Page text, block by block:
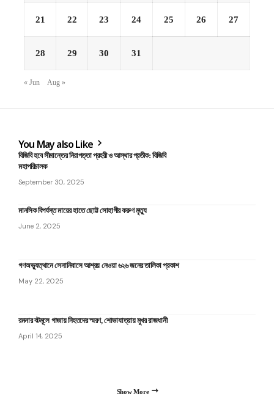
21 22 23 24 25 26 27
28 29 30 31
« Jun Aug »
You May also Like
বিজিবি হবে সীমান্তের নিরাপত্তা প্রহরী ও আস্থার প্রতীক: বিজিবি
মহাপরিচালক
September 30, 2025
মানসিক বিপর্যস্ত মায়ের হাতে ছোট্ট সোহাগীর করুণ মৃত্যু
June 2, 2025
গণঅভ্যুত্থানে সেনানিবাসে আশ্রয় নেওয়া ৬২৬ জনের তালিকা প্রকাশ
May 22, 2025
রমনার বটমূলে গাজায় নিহতদের স্মরণ, শোভাযাত্রায় মুখর রাজধানী
April 14, 2025
Show More